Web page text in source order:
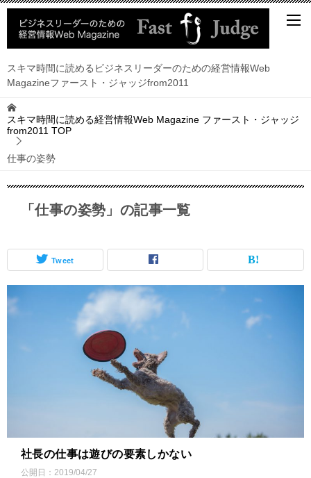
スキマ時間に読めるビジネスリーダーのための経営情報Web
Magazineファースト・ジャッジfrom2011
スキマ時間に読める経営情報Web Magazine ファースト・ジャッジ
from2011 TOP
仕事の姿勢
「仕事の姿勢」の記事一覧
Tweet
社長の仕事は遊びの要素しかない
公開日： 2019/04/27